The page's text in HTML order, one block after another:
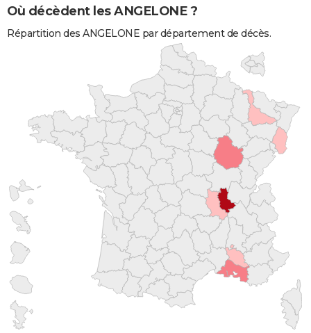
Où décèdent les ANGELONE ?
Répartition des ANGELONE par département de décès.